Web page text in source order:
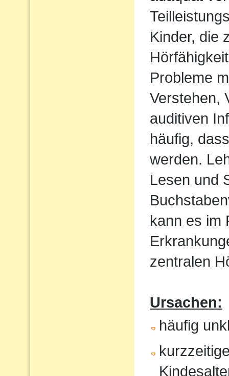
Kinder, die
Probleme
Verstehen,
auditiven
häufig,
werden.
Lesen und
kann es im
zentralen
Ursachen:
häufig